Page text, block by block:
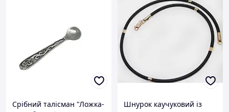
Срібний талісман "Ложка-
Шнурок каучуковий із